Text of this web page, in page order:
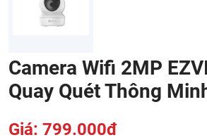
Camera Wifi 2MP
Quay Quét Thông
Giá: 799.000đ